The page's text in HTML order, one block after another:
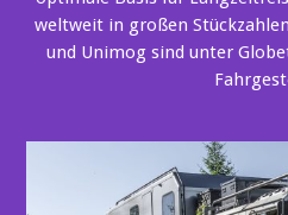
weltweit in großen
und Unimog sind unter